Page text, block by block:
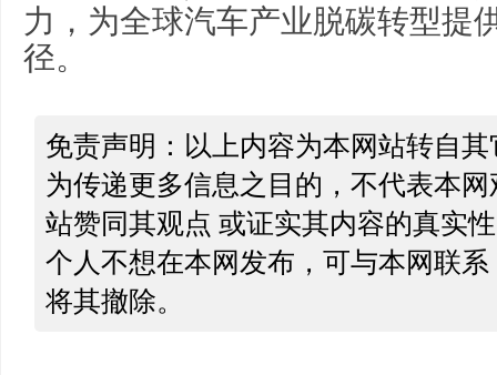
力，为全球汽车产业脱碳转型提
径。
免责声明：以上内容为本网站转自
为传递更多信息之目的，不代表本
站赞同其观点 或证实其内容的真实
个人不想在本网发布，可与本网联
将其撤除。